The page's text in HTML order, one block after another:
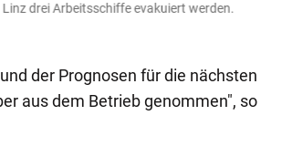
drei Arbeitsschiffe evakuiert werden.
der Prognosen für die nächsten
aus dem Betrieb genommen", so